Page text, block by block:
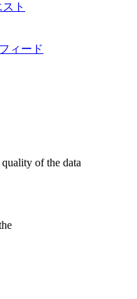
ト
ィード
of the data